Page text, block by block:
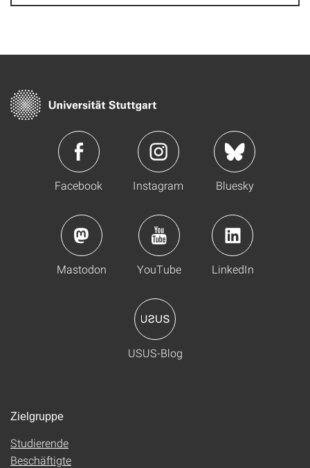
Facebook Instagram Bluesky
Mastodon YouTube LinkedIn
USUS-Blog
Zielgruppe
Studierende
Beschäftigte